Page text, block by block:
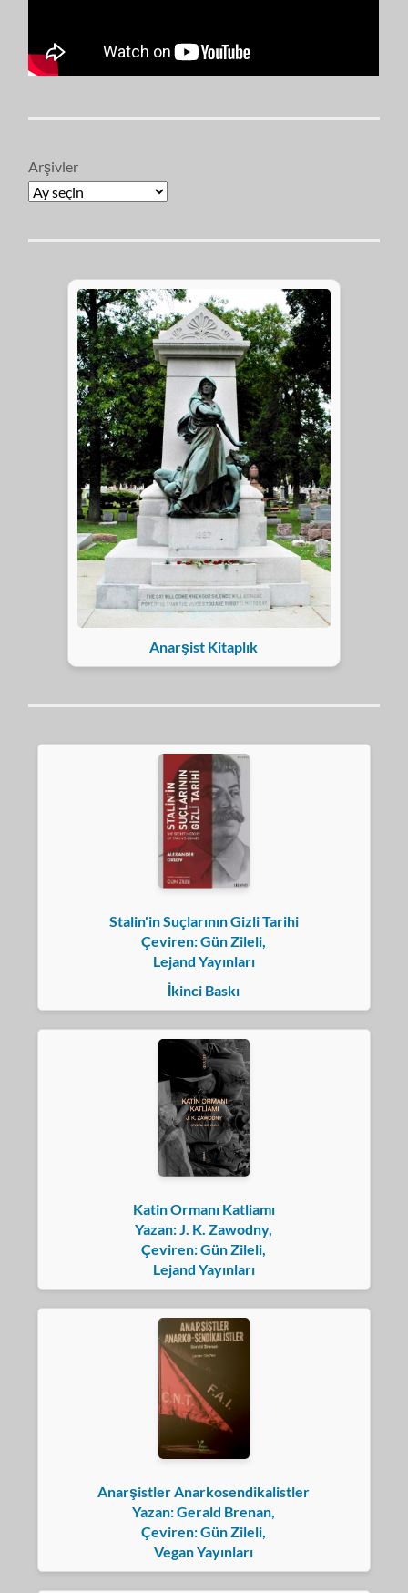
Arşivler
Anarşist Kitaplık
Stalin'in Suçlarının Gizli Tarihi
Çeviren: Gün Zileli,
Lejand Yayınları
İkinci Baskı
Katin Ormanı Katliamı
Yazan: J. K. Zawodny,
Çeviren: Gün Zileli,
Lejand Yayınları
Anarşistler Anarkosendikalistler
Yazan: Gerald Brenan,
Çeviren: Gün Zileli,
Vegan Yayınları